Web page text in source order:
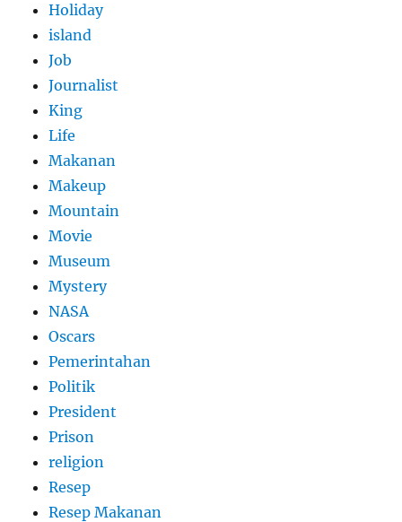
Holiday
island
Job
Journalist
King
Life
Makanan
Makeup
Mountain
Movie
Museum
Mystery
NASA
Oscars
Pemerintahan
Politik
President
Prison
religion
Resep
Resep Makanan